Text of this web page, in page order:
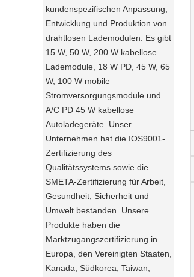
kundenspezifischen Anpassung,
Entwicklung und Produktion von
drahtlosen Lademodulen. Es gibt
15 W, 50 W, 200 W kabellose
Lademodule, 18 W PD, 45 W, 65
W, 100 W mobile
Stromversorgungsmodule und
A/C PD 45 W kabellose
Autoladegeräte. Unser
Unternehmen hat die IOS9001-
Zertifizierung des
Qualitätssystems sowie die
SMETA-Zertifizierung für Arbeit,
Gesundheit, Sicherheit und
Umwelt bestanden. Unsere
Produkte haben die
Marktzugangszertifizierung in
Europa, den Vereinigten Staaten,
Kanada, Südkorea, Taiwan,